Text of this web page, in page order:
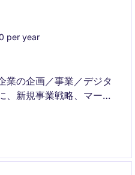
per year
業の企画／事業／デジタ
、新規事業戦略、マーケ
アント直契約が中心で、
まで一気通貫で担い、実